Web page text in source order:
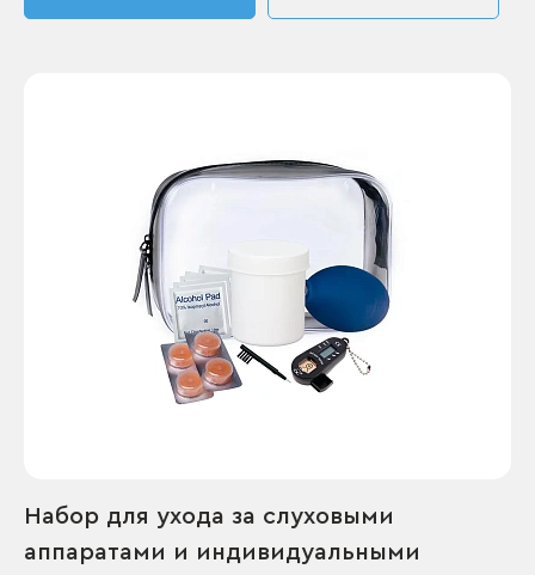
Набор для ухода за слуховыми
аппаратами и индивидуальными